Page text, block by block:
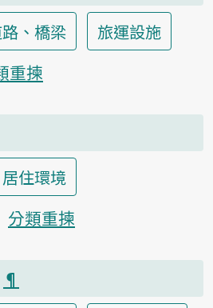
、橋梁
旅運設施
重揀
居住環境
分類重揀
¶